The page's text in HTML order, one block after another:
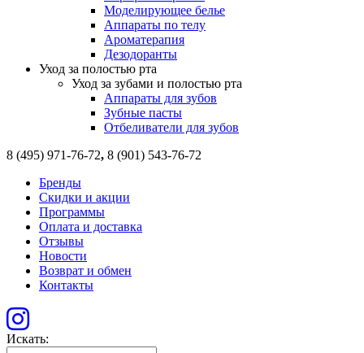
Моделирующее белье
Аппараты по телу
Ароматерапия
Дезодоранты
Уход за полостью рта
Уход за зубами и полостью рта
Аппараты для зубов
Зубные пасты
Отбеливатели для зубов
8 (495) 971-76-72, 8 (901) 543-76-72
Бренды
Скидки и акции
Программы
Оплата и доставка
Отзывы
Новости
Возврат и обмен
Контакты
Искать: